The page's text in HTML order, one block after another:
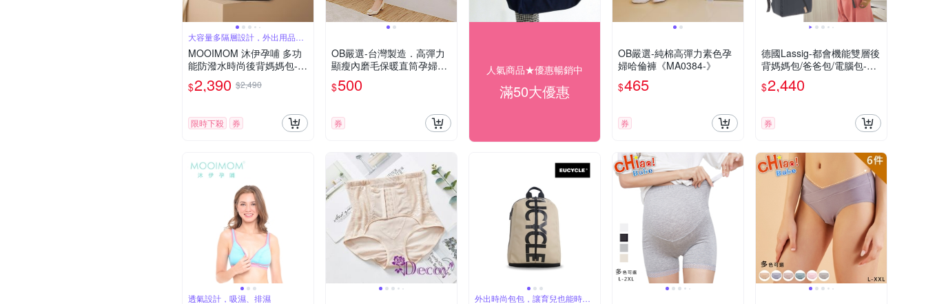
大容量多隔層設計，外出用品一
包搞定
MOOIMOM 沐伊孕哺 多功
能防潑水時尚後背媽媽包-多
色可選
$2,390 $2,490
限時下殺 券
OB嚴選-台灣製造．高彈力
顯瘦內磨毛保暖直筒孕婦褲
《MA0461-》
$500
券
人氣商品★優惠暢銷中
滿50大優惠
OB嚴選-純棉高彈力素色孕
婦哈倫褲《MA0384-》
$465
券
德國Lassig-都會機能雙層後
背媽媽包/爸爸包/電腦包-2
色
$2,440
券
透氣設計，吸濕、排濕 外出時尚包包，讓育兒也能時尚